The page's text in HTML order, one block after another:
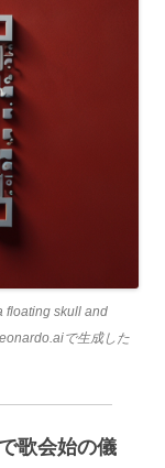
floating skull and
で生成した
歌会始の儀